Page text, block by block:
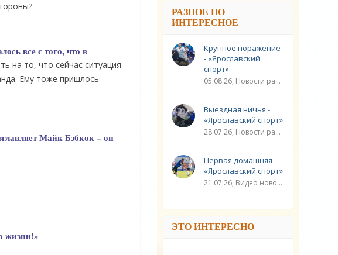
все с того, что в
на то, что сейчас ситуация
Ему тоже пришлось
Майк Бэбкок – он
жизни!»
РАЗНОЕ НО
ИНТЕРЕСНОЕ
Крупное поражение
- «Ярославский
спорт»
05.08.26, Новости разное / Плавание / ФУТБОЛ / ЛИГА ЧЕМПИОНОВ / Видео новости / Игровые виды спорта / Спорт
Выездная ничья -
«Ярославский спорт»
28.07.26, Новости разное / ЛИГА ЧЕМПИОНОВ / ФУТБОЛ / Плавание / ГОЛЬФ / Игровые виды спорта / Видео новости / Спорт
Первая домашняя -
«Ярославский спорт»
21.07.26, Видео новости / ЛИГА ЧЕМПИОНОВ / ФУТБОЛ / Плавание / Новости разное / Игровые виды спорта / Спорт
ЭТО ИНТЕРЕСНО